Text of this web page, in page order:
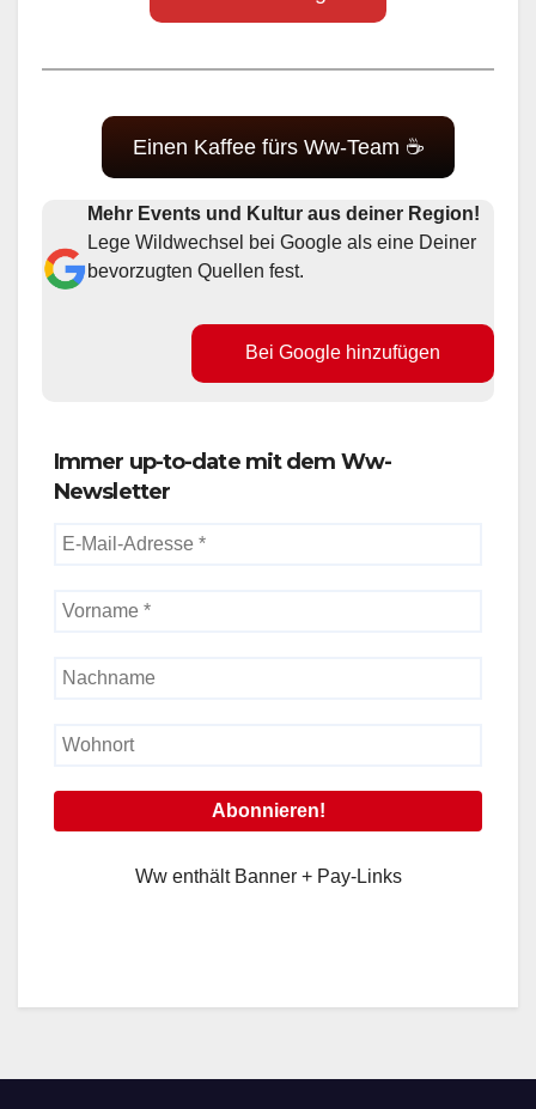
Einen Kaffee fürs Ww-Team ☕
Mehr Events und Kultur aus deiner Region!
Lege Wildwechsel bei Google als eine Deiner
bevorzugten Quellen fest.
Bei Google hinzufügen
Immer up-to-date mit dem Ww-
Newsletter
Ww enthält Banner + Pay-Links